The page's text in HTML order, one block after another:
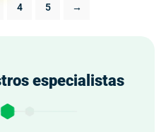
4 5 →
especialistas